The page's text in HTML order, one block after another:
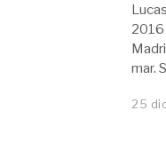
2016
mar.
25